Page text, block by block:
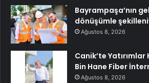
Bayrampaşa’nın
dönüşümle
Ağustos 8, 2026
Canik’te Yatırımlar
Bin Hane Fiber
Ağustos 8, 2026